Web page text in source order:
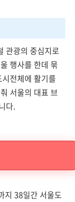
관광의 중심지로
행사를 한데 묶
전체에 활기를
서울의 대표 브
다.
지 38일간 서울도